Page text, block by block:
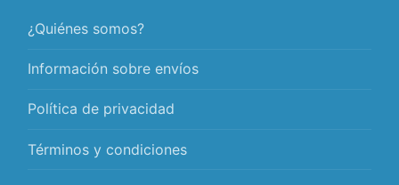
¿Quiénes somos?
Información sobre envíos
Política de privacidad
Términos y condiciones